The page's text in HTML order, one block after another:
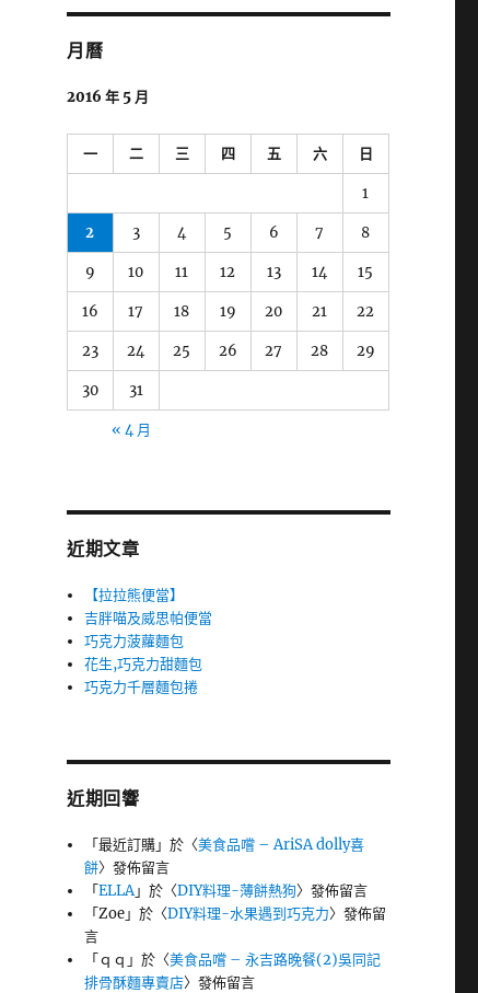
字:
月曆
2016 年 5 月
一 二 三 四 五 六 日
1
2 3 4 5 6 7 8
9 10 11 12 13 14 15
16 17 18 19 20 21 22
23 24 25 26 27 28 29
30 31
« 4 月
近期文章
【拉拉熊便當】
吉胖喵及威思帕便當
巧克力菠蘿麵包
花生,巧克力甜麵包
巧克力千層麵包捲
近期回響
「最近訂購」於〈美食品嚐 – AriSA dolly喜
餅〉發佈留言
「ELLA」於〈DIY料理-薄餅熱狗〉發佈留言
「Zoe」於〈DIY料理-水果遇到巧克力〉發佈留
言
「ｑｑ 」於〈美食品嚐 – 永吉路晚餐(2)吳同記
排骨酥麵專賣店〉發佈留言